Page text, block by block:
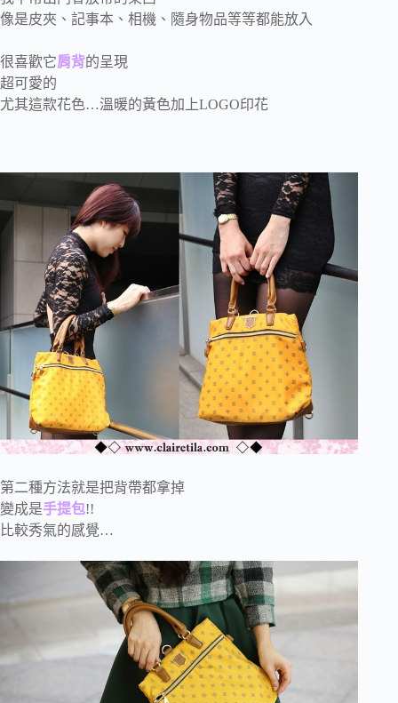
像是皮夾、記事本、相機、隨身物品等等都能放入
很喜歡它肩背的呈現
超可愛的
尤其這款花色…溫暖的黃色加上LOGO印花
第二種方法就是把背帶都拿掉
變成是手提包!!
比較秀氣的感覺…